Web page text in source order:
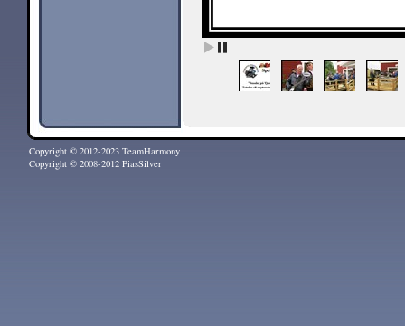
Copyright © 2012-2023 TeamHarmony
Copyright © 2008-2012 PiasSilver